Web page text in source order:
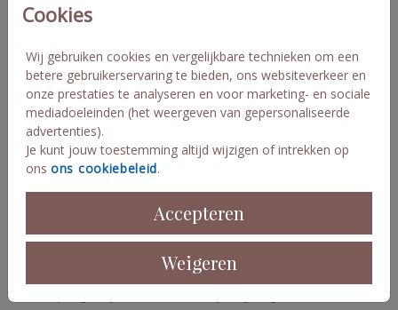
Cookies
Wij gebruiken cookies en vergelijkbare technieken om een
betere gebruikerservaring te bieden, ons websiteverkeer en
onze prestaties te analyseren en voor marketing- en sociale
mediadoeleinden (het weergeven van gepersonaliseerde
advertenties).
Je kunt jouw toestemming altijd wijzigen of intrekken op
ons ons cookiebeleid.
Accepteren
Weigeren